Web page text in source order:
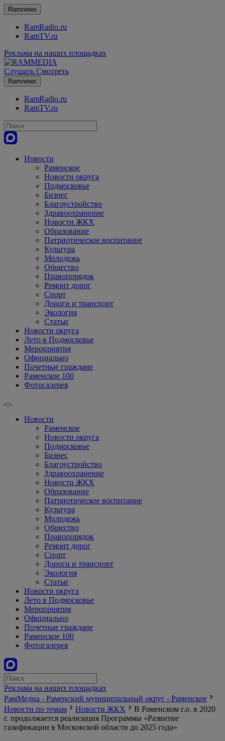
Ramnews
RamRadio.ru
RamTV.ru
Реклама на наших площадках
Слушать Смотреть
Ramnews
RamRadio.ru
RamTV.ru
Новости
Раменское
Новости округа
Подмосковье
Бизнес
Благоустройство
Здравоохранение
Новости ЖКХ
Образование
Патриотическое воспитание
Культура
Молодежь
Общество
Правопорядок
Ремонт дорог
Спорт
Дороги и транспорт
Экология
Статьи
Новости округа
Лето в Подмосковье
Мероприятия
Официально
Почетные граждане
Раменское 100
Фотогалерея
Новости
Раменское
Новости округа
Подмосковье
Бизнес
Благоустройство
Здравоохранение
Новости ЖКХ
Образование
Патриотическое воспитание
Культура
Молодежь
Общество
Правопорядок
Ремонт дорог
Спорт
Дороги и транспорт
Экология
Статьи
Новости округа
Лето в Подмосковье
Мероприятия
Официально
Почетные граждане
Раменское 100
Фотогалерея
Реклама на наших площадках
РамМедиа - Раменский муниципальный округ - Раменское
Новости по темам
Новости ЖКХ
В Раменском г.о. в 2020
г. продолжается реализация Программы «Развитие
газификации в Московской области до 2025 года»